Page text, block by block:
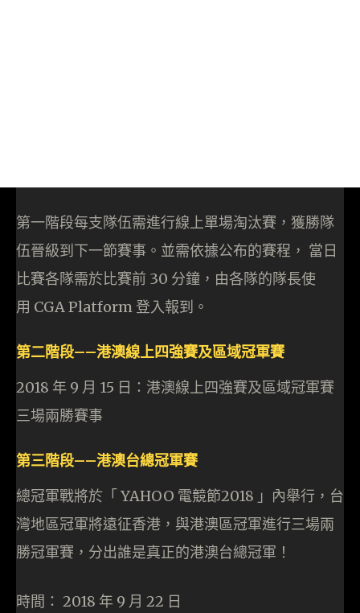
第一階段每支隊伍需進行線上單場淘汰賽，獲勝隊
伍晉級到下一節賽事。並需依據公布的賽程， 當日
比賽各隊需於比賽前 30 分鐘，由各隊的隊長使
用 CGA Platform 登入報到。
第二階段——港澳線上四強賽及區域冠軍賽
2018 年 9 月 15 日：港澳線上四強賽及區域冠軍賽
三場兩勝賽事
第三階段——港澳台總冠軍賽
總冠軍戰將於「 YAHOO 電競節2018 」內舉行，台
灣地區冠軍將遠征香港，與港澳區冠軍進行三場兩
勝冠軍賽，分出誰是真正的港澳台總冠軍！
時間： 2018 年 9 月 22 日